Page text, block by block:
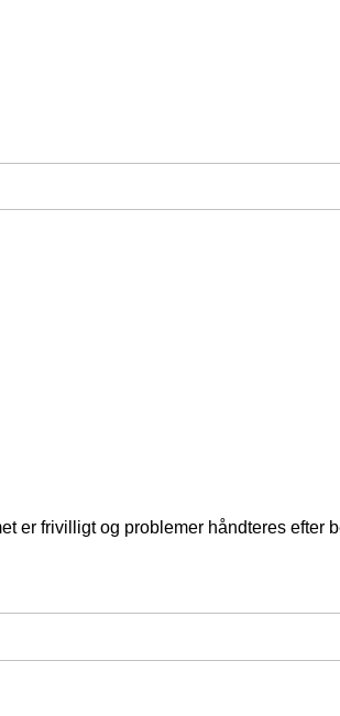
er frivilligt og problemer håndteres efter